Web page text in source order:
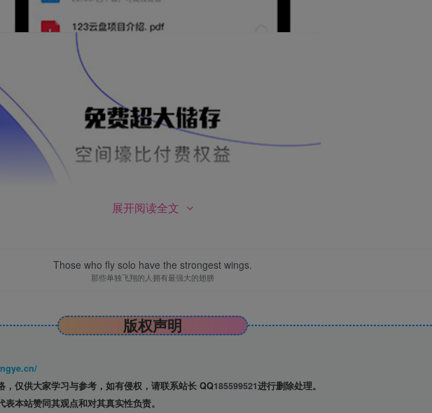
展开阅读全文
Those who fly solo have the strongest wings.
那些单独飞翔的人拥有最强大的翅膀
版权声明
仅供大家学习与参考，如有侵权，请联系站长 QQ185599521进行删除处理。
本站赞同其观点和对其真实性负责。